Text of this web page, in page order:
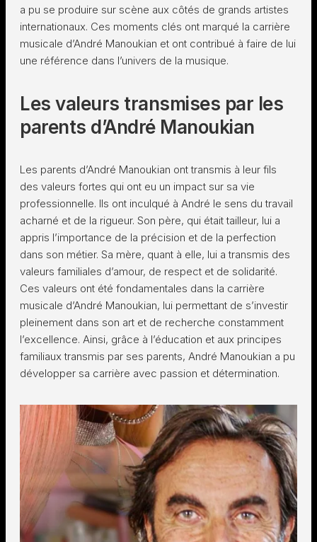
a pu se produire sur scène aux côtés de grands artistes
internationaux. Ces moments clés ont marqué la carrière
musicale d’André Manoukian et ont contribué à faire de lui
une référence dans l’univers de la musique.
Les valeurs transmises par les
parents d’André Manoukian
Les parents d’André Manoukian ont transmis à leur fils
des valeurs fortes qui ont eu un impact sur sa vie
professionnelle. Ils ont inculqué à André le sens du travail
acharné et de la rigueur. Son père, qui était tailleur, lui a
appris l’importance de la précision et de la perfection
dans son métier. Sa mère, quant à elle, lui a transmis des
valeurs familiales d’amour, de respect et de solidarité.
Ces valeurs ont été fondamentales dans la carrière
musicale d’André Manoukian, lui permettant de s’investir
pleinement dans son art et de recherche constamment
l’excellence. Ainsi, grâce à l’éducation et aux principes
familiaux transmis par ses parents, André Manoukian a pu
développer sa carrière avec passion et détermination.